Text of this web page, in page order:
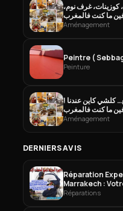
كوزينات، غرف نوم،
Aménagement
Peinture
كلشي كاين عندنا !
ما كنت فالمغرب
Aménagement
DERNIERS AVIS
Réparation
Marrakech :
Réparations